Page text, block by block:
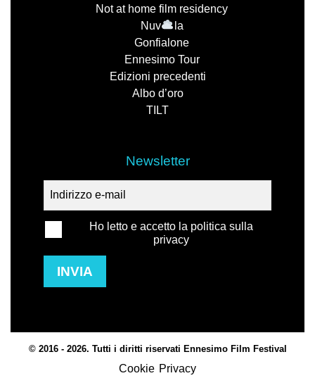
Not at home film residency
Nuv
la
Gonfialone
Ennesimo Tour
Edizioni precedenti
Albo d’oro
TILT
Newsletter
Ho letto e accetto la politica sulla
privacy
INVIA
© 2016 - 2026. Tutti i diritti riservati Ennesimo Film Festival
Cookie Privacy